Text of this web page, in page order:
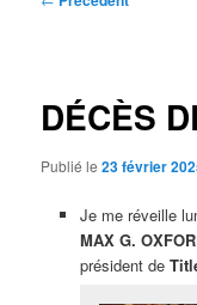
DÉCÈS
Publié le23 février
Je me réveille
MAX G.
président de